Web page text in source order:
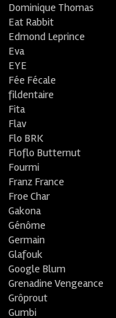
Dominique Thomas
Eat Rabbit
Edmond Leprince
Eva
EYE
Fée Fécale
fildentaire
Fita
Flav
Flo BRK
Floflo Butternut
Fourmi
Franz France
Froe Char
Gakona
Génôme
Germain
Glafouk
Google Blum
Grenadine Vengeance
Grôprout
Gumbi